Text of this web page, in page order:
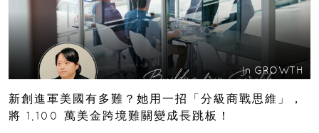
In GROWTH
新創進軍美國有多難？她用一招「分級商戰思維」，
將 1,100 萬美金跨境難關變成長跳板！